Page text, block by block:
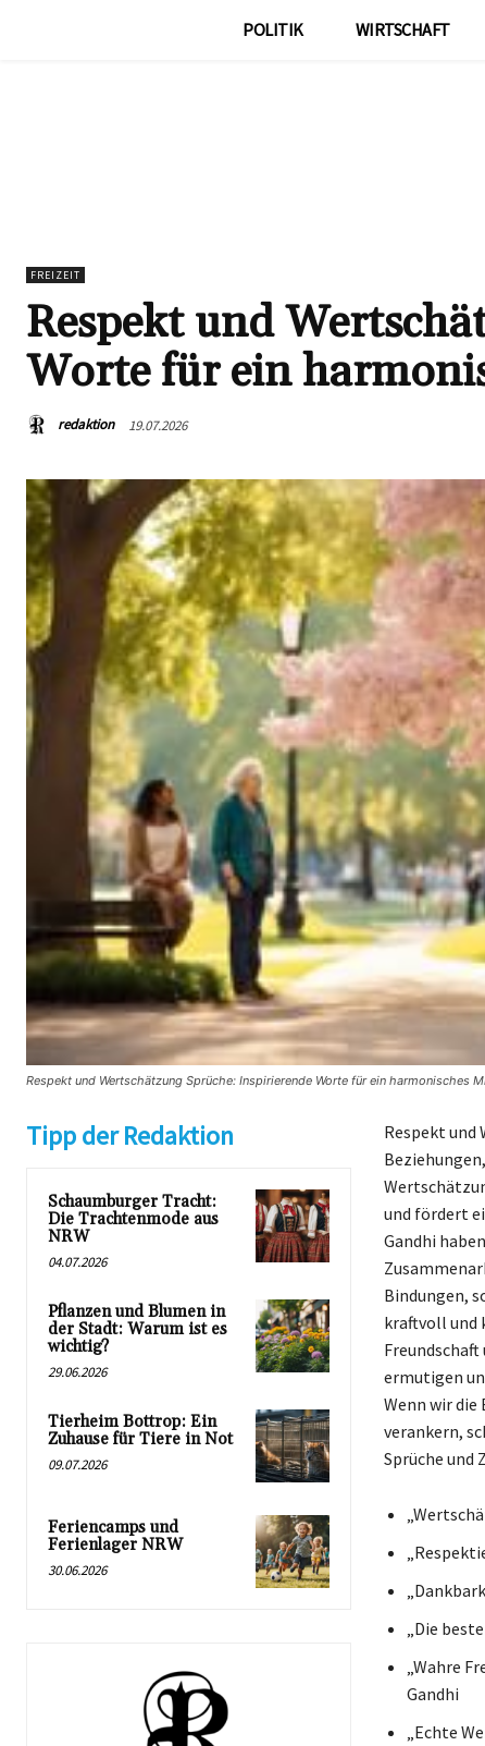
POLITIK WIRTSCHAFT
FREIZEIT
Respekt und
Worte für ein
redaktion 19.07.2026
Respekt und Wertschätzung Sprüche: Inspirierende Worte für ein harmonisches
Tipp der Redaktion
Schaumburger Tracht:
Die Trachtenmode aus
NRW
04.07.2026
Pflanzen und Blumen in
der Stadt: Warum ist es
wichtig?
29.06.2026
Tierheim Bottrop: Ein
Zuhause für Tiere in Not
09.07.2026
Feriencamps und
Ferienlager NRW
30.06.2026
Respekt und
und fördert
Gandhi
Bindungen,
kraftvoll und
ermutigen
Wenn wir die
verankern,
Sprüche und
„Die
„Wahre
Gandhi
„Echte